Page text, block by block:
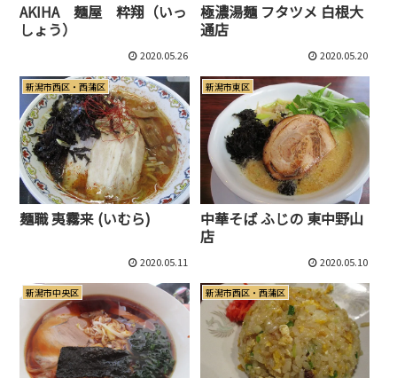
AKIHA 麺屋 粋翔（いっ
しょう）
2020.05.26
極濃湯麺 フタツメ 白根大
通店
2020.05.20
新潟市西区・西蒲区
麺職 夷霧来 (いむら)
2020.05.11
新潟市東区
中華そば ふじの 東中野山
店
2020.05.10
新潟市中央区 新潟市西区・西蒲区